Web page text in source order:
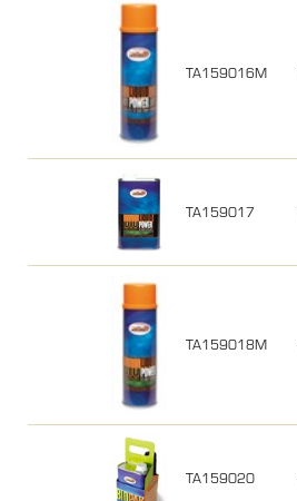
TA159016M
TA159017
TA159018M
TA159020